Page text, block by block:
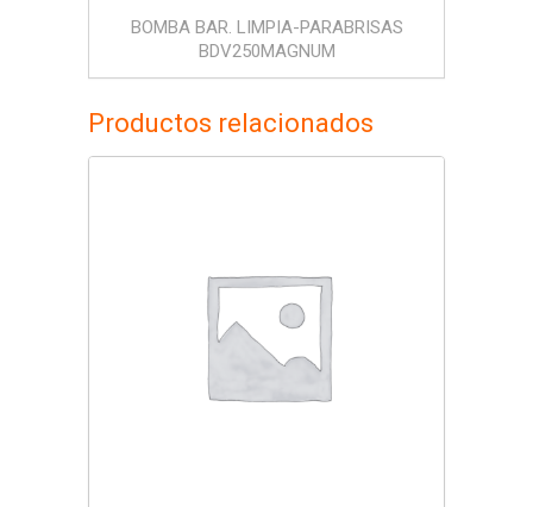
BOMBA BAR. LIMPIA-PARABRISAS
BDV250MAGNUM
Productos relacionados